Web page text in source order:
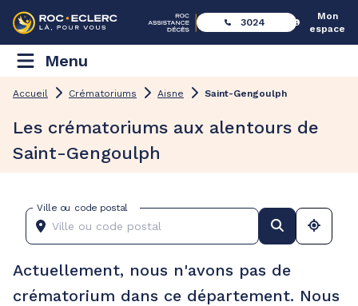
3024
Mon
espace
Menu
Accueil Crématoriums Aisne Saint-Gengoulph
Les crématoriums aux alentours de
Saint-Gengoulph
Ville ou code postal
Actuellement, nous n'avons pas de
crématorium dans ce département. Nous